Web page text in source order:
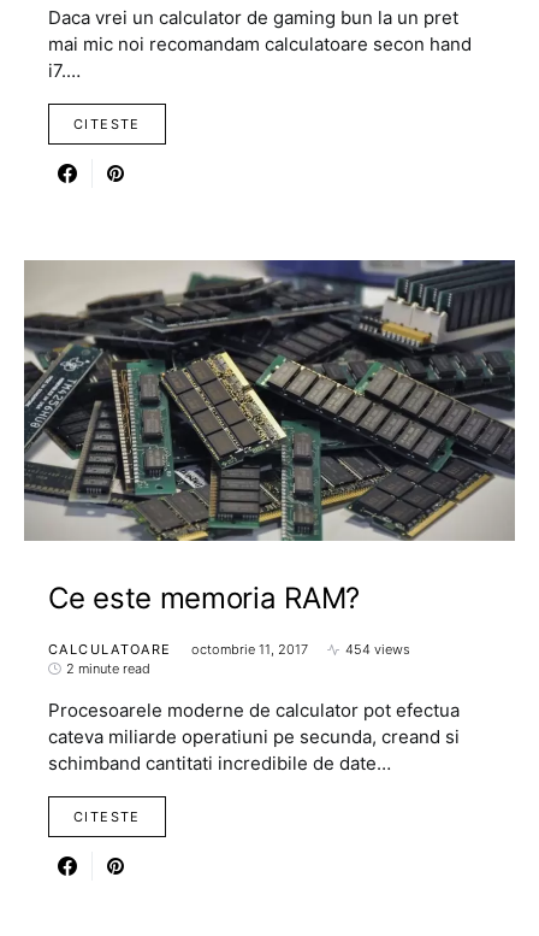
Daca vrei un calculator de gaming bun la un pret
mai mic noi recomandam calculatoare secon hand
i7.…
CITESTE
Ce este memoria RAM?
CALCULATOARE octombrie 11, 2017
454 views
2 minute read
Procesoarele moderne de calculator pot efectua
cateva miliarde operatiuni pe secunda, creand si
schimband cantitati incredibile de date…
CITESTE